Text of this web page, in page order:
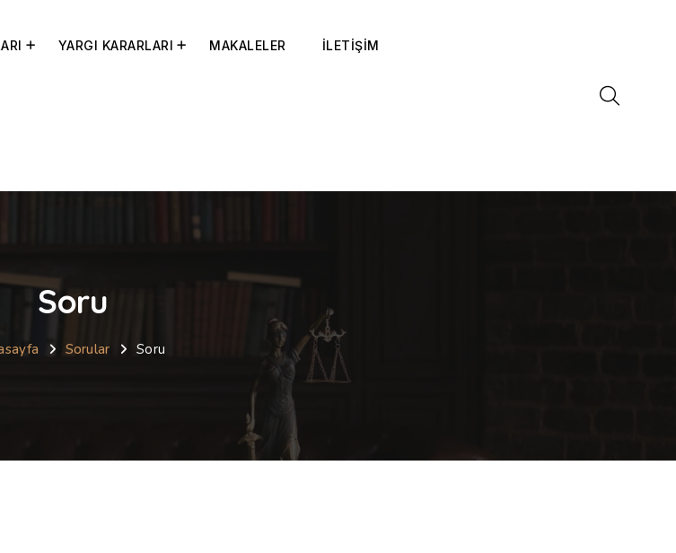
YARGI KARARLARI MAKALELER İLETİŞİM
Soru
Sorular Soru